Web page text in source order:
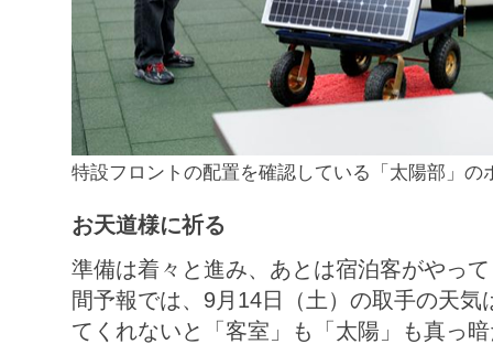
特設フロントの配置を確認している「太陽部」の
お天道様に祈る
準備は着々と進み、あとは宿泊客がやっ
間予報では、9月14日（土）の取手の天
てくれないと「客室」も「太陽」も真っ